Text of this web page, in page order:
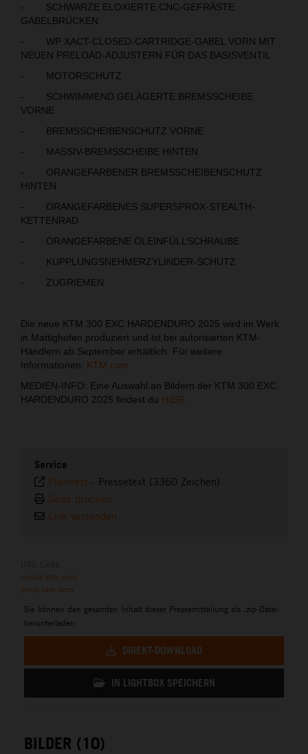
- SCHWARZE ELOXIERTE CNC-GEFRÄSTE
GABELBRÜCKEN
- WP XACT-CLOSED-CARTRIDGE-GABEL VORN MIT
NEUEN PRELOAD-ADJUSTERN FÜR DAS BASISVENTIL
- MOTORSCHUTZ
- SCHWIMMEND GELAGERTE BREMSSCHEIBE
VORNE
- BREMSSCHEIBENSCHUTZ VORNE
- MASSIV-BREMSSCHEIBE HINTEN
- ORANGEFARBENER BREMSSCHEIBENSCHUTZ
HINTEN
- ORANGEFARBENES SUPERSPROX-STEALTH-
KETTENRAD
- ORANGEFARBENE ÖLEINFÜLLSCHRAUBE
- KUPPLUNGSNEHMERZYLINDER-SCHUTZ
- ZUGRIEMEN
Die neue KTM 300 EXC HARDENDURO 2025 wird im Werk
in Mattighofen produziert und ist bei autorisierten KTM-
Händlern ab September erhältlich. Für weitere
Informationen: KTM.com
MEDIEN-INFO: Eine Auswahl an Bildern der KTM 300 EXC
HARDENDURO 2025 findest du HIER
Service
Plaintext - Pressetext (3360 Zeichen)
Seite drucken
Link versenden
media.ktm.com
press.ktm.com
Sie können den gesamten Inhalt dieser Pressemitteilung als .zip-Datei
herunterladen:
DIREKT-DOWNLOAD
IN LIGHTBOX SPEICHERN
BILDER (10)